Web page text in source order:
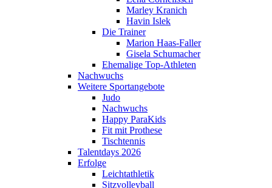
Marley Kranich
Havin Islek
Die Trainer
Marion Haas-Faller
Gisela Schumacher
Ehemalige Top-Athleten
Nachwuchs
Weitere Sportangebote
Judo
Nachwuchs
Happy ParaKids
Fit mit Prothese
Tischtennis
Talentdays 2026
Erfolge
Leichtathletik
Sitzvolleyball